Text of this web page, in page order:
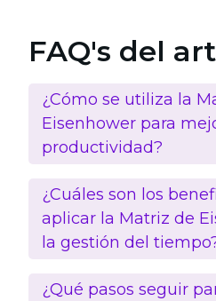
FAQ's del
¿Cómo se utiliza la
Eisenhower para
productividad?
¿Cuáles son los
aplicar la Matriz de
la gestión del
¿Qué pasos seguir